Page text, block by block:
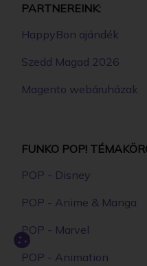
PARTNEREINK:
HappyBon ajándék
Szedd Magad 2026
Magento webáruházak
FUNKO POP!
POP - Disney
POP - Anime & Manga
POP - Marvel
POP - Animation